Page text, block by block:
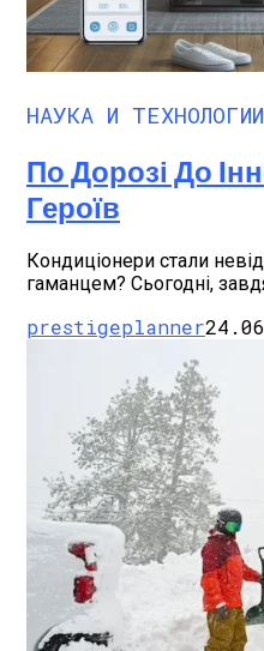
НАУКА И ТЕХНОЛОГИИ
По Дорозі До
Героїв
Кондиціонери стали
гаманцем? Сьогодні,
prestigeplanner